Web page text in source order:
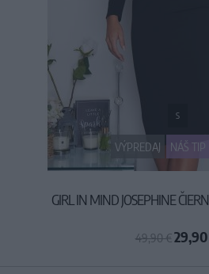
VÝPREDAJ NÁŠ TIP
S
GIRL IN MIND JOSEPHINE
49,90 €